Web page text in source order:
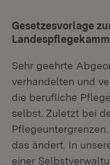
Gesetzesvorlage
Sehr geehrte
verhandelten und
die berufliche
selbst. Zuletzt bei
das ändert. In
einer